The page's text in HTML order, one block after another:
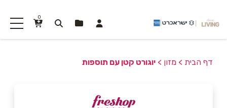
0
דף הבית > מזון > יוגורט קטן עם תוספות